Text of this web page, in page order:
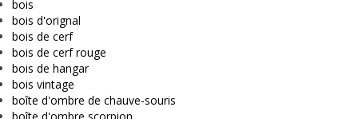
bois
bois d'orignal
bois de cerf
bois de cerf rouge
bois de hangar
bois vintage
boîte d'ombre de chauve-souris